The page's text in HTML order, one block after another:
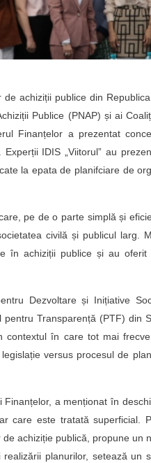
achiziții publice din
Publice (PNAP) și ai
Finanțelor a prezentat
IDIS „Viitorul” au
la epata de planifciare de
pe de o parte simplă și
civilă și publicul larg.
în achiziții publice și au
Dezvoltare și Inițiative
Transparență (PTF) din
în care tot mai
versus procesul de
a menționat în
care este tratată superficial.
achiziție publică, propune un
planurilor, setează